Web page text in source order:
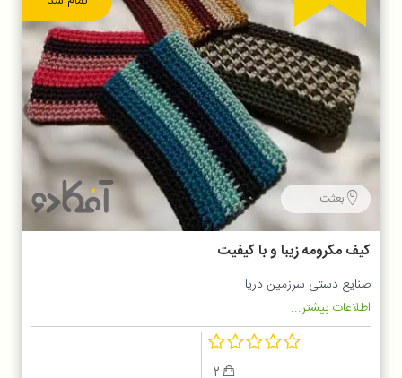
بعثت
کیف مکرومه زیبا و با کیفیت
صنایع دستی سرزمین دریا
اطلاعات بیشتر...